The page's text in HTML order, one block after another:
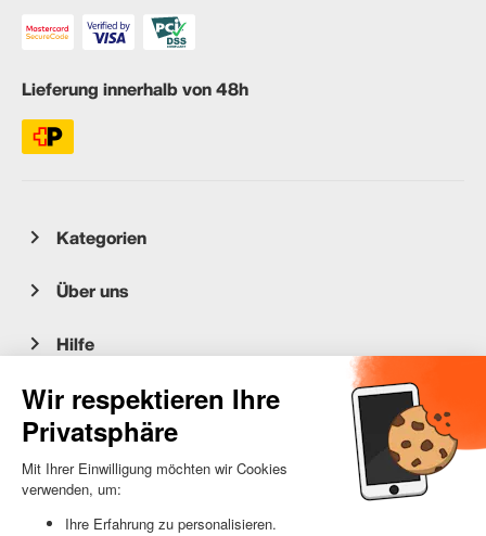
Lieferung innerhalb von 48h
Kategorien
Über uns
Hilfe
Kundenservice
occasion.migros.mobile@recommerce.com
Montag-Freitag 08:00-17:00